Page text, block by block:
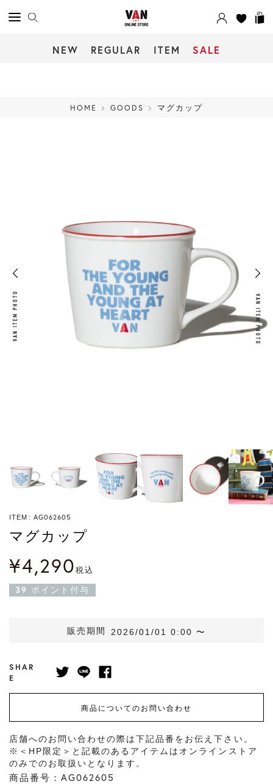
NEW REGULAR ITEM SALE
HOME GOODS マグカップ
VAN ITEM PHOTO
VAN ITEM PHOTO
ITEM AG062605
マグカップ
¥4,290税込
39 ポイント付与
販売期間 2026/01/01 0:00 〜
SHAR
E
商品についてのお問い合わせ
店舗へのお問い合わせの際は下記品番をお伝え下さい。
※＜HP限定＞と記載のあるアイテムはオンラインストア
のみでのお取扱いとなります。
商品番号：AG062605